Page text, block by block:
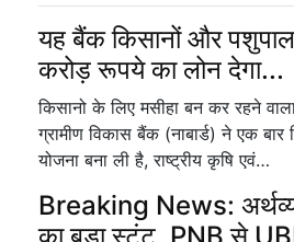
यह बैंक किसानों और
करोड़ रूपये का लोन देगा...
किसानो के लिए मसीहा बन कर रहने
ग्रामीण विकास बैंक (नाबार्ड) ने एक
योजना बना ली है, राष्ट्रीय कृषि एवं…
Breaking News: